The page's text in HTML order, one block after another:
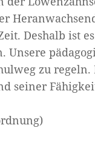
Deshalb ist
Unsere
zu
seiner